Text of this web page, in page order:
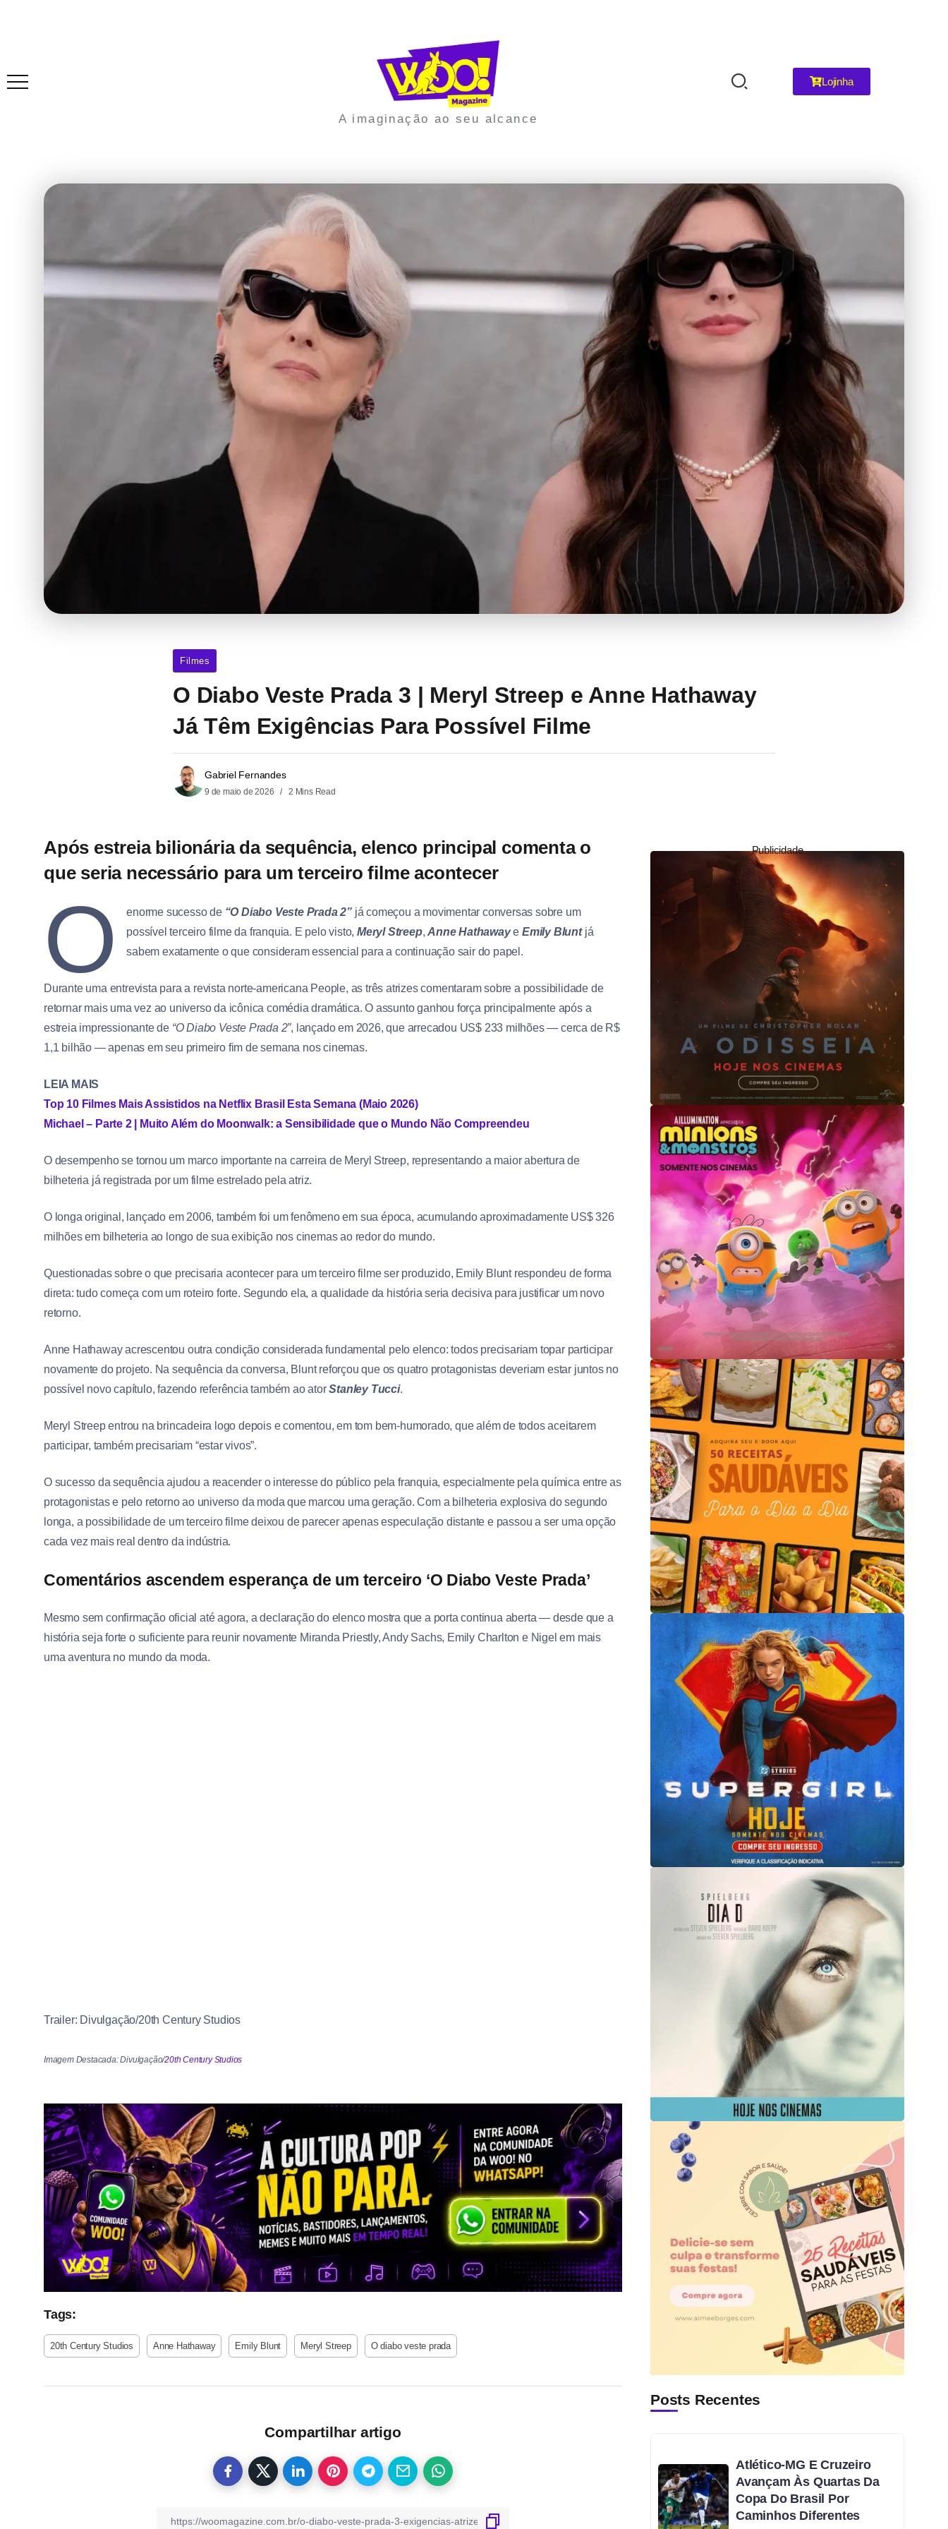
A imaginação ao seu alcance
Lojinha
Filmes
O Diabo Veste Prada 3 | Meryl Streep e Anne Hathaway
Já Têm Exigências Para Possível Filme
Gabriel Fernandes
9 de maio de 2026 2 Mins Read
Após estreia bilionária da sequência, elenco principal comenta o
que seria necessário para um terceiro filme acontecer
O enorme sucesso de “O Diabo Veste Prada 2” já começou a movimentar conversas sobre um
possível terceiro filme da franquia. E pelo visto,Meryl Streep,Anne HathawayeEmily Bluntjá
sabem exatamente o que consideram essencial para a continuação sair do papel.
Durante uma entrevista para a revista norte-americana People, as três atrizes comentaram sobre a possibilidade de
retornar mais uma vez ao universo da icônica comédia dramática. O assunto ganhou força principalmente após a
estreia impressionante de “O Diabo Veste Prada 2”, lançado em 2026, que arrecadou US$ 233 milhões — cerca de R$
1,1 bilhão — apenas em seu primeiro fim de semana nos cinemas.
LEIA MAIS
Top 10 Filmes Mais Assistidos na Netflix Brasil Esta Semana (Maio 2026)
Michael – Parte 2 | Muito Além do Moonwalk: a Sensibilidade que o Mundo Não Compreendeu
O desempenho se tornou um marco importante na carreira de Meryl Streep, representando a maior abertura de
bilheteria já registrada por um filme estrelado pela atriz.
O longa original, lançado em 2006, também foi um fenômeno em sua época, acumulando aproximadamente US$ 326
milhões em bilheteria ao longo de sua exibição nos cinemas ao redor do mundo.
Questionadas sobre o que precisaria acontecer para um terceiro filme ser produzido, Emily Blunt respondeu de forma
direta: tudo começa com um roteiro forte. Segundo ela, a qualidade da história seria decisiva para justificar um novo
retorno.
Anne Hathaway acrescentou outra condição considerada fundamental pelo elenco: todos precisariam topar participar
novamente do projeto. Na sequência da conversa, Blunt reforçou que os quatro protagonistas deveriam estar juntos no
possível novo capítulo, fazendo referência também ao atorStanley Tucci.
Meryl Streep entrou na brincadeira logo depois e comentou, em tom bem-humorado, que além de todos aceitarem
participar, também precisariam “estar vivos”.
O sucesso da sequência ajudou a reacender o interesse do público pela franquia, especialmente pela química entre as
protagonistas e pelo retorno ao universo da moda que marcou uma geração. Com a bilheteria explosiva do segundo
longa, a possibilidade de um terceiro filme deixou de parecer apenas especulação distante e passou a ser uma opção
cada vez mais real dentro da indústria.
Comentários ascendem esperança de um terceiro ‘O Diabo Veste Prada’
Mesmo sem confirmação oficial até agora, a declaração do elenco mostra que a porta continua aberta — desde que a
história seja forte o suficiente para reunir novamente Miranda Priestly, Andy Sachs, Emily Charlton e Nigel em mais
uma aventura no mundo da moda.
Trailer: Divulgação/20th Century Studios
Imagem Destacada: Divulgação/20th Century Studios
Tags:
20th Century Studios Anne Hathaway Emily Blunt Meryl Streep O diabo veste prada
Compartilhar artigo
Publicidade
Posts Recentes
Atlético-MG E Cruzeiro
Avançam Às Quartas Da
Copa Do Brasil Por
Caminhos Diferentes